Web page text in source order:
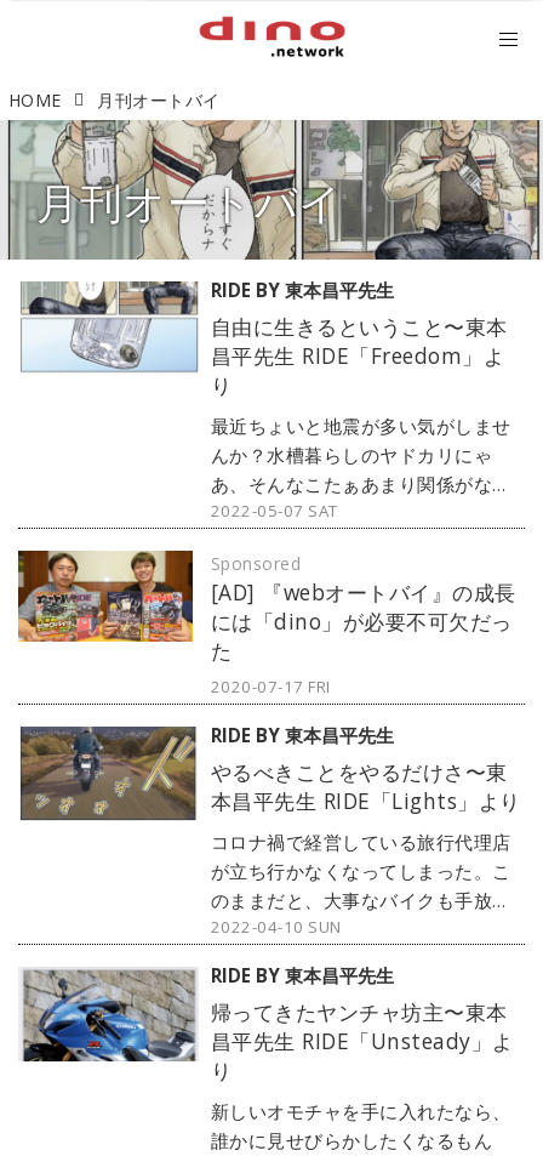
HOME 月刊オートバイ
月刊オートバイ
自由に生きるということ〜東本
昌平先生 RIDE「Freedom」よ
り
最近ちょいと地震が多い気がしませ
んか？水槽暮らしのヤドカリにゃ
あ、そんなこたぁあまり関係がない
けれど。オートバイ2022年6月号
本昌平先生作）より©東本昌平先
生・モーターマガジン社 / デジタル
編集：楠雅彦＠dino.network編集部
2022-05-07 SAT
RIDE BY 東本昌平先生
[AD] 『webオートバイ』の成長
には「dino」が必要不可欠だっ
た
Sponsored
2020-07-17 FRI
やるべきことをやるだけさ〜東
本昌平先生 RIDE「Lights」より
コロナ禍で経営している旅行代理店
が立ち行かなくなってしまった。こ
のままだと、大事なバイクも手放さ
ないとならない。さあどうしたらい
苦しみ悩む男の決断とは？オートバ
イ2022年5月号（第88巻 第5号）
「Lights」（東本昌平先生作）より
©東本昌平先生・モーターマガジン
社 / デジタル編集：楠雅彦＠
dino.network編集部
2022-04-10 SUN
RIDE BY 東本昌平先生
帰ってきたヤンチャ坊主〜東本
昌平先生 RIDE「Unsteady」よ
り
新しいオモチャを手に入れたなら、
誰かに見せびらかしたくなるもん
RIDE BY 東本昌平先生